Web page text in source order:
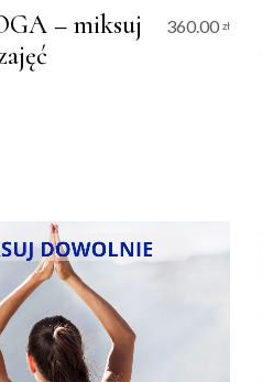
– miksuj
360.00 zł